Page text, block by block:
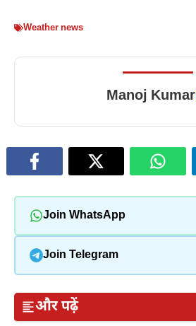
Weather news
Manoj Kumar
Join WhatsApp
Join Telegram
और पढ़ें